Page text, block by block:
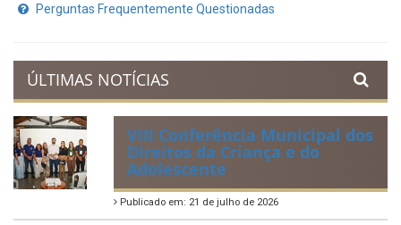
Perguntas Frequentemente Questionadas
ÚLTIMAS NOTÍCIAS
VIII Conferência Municipal dos
Direitos da Criança e do
Adolescente
Publicado em: 21 de julho de 2026